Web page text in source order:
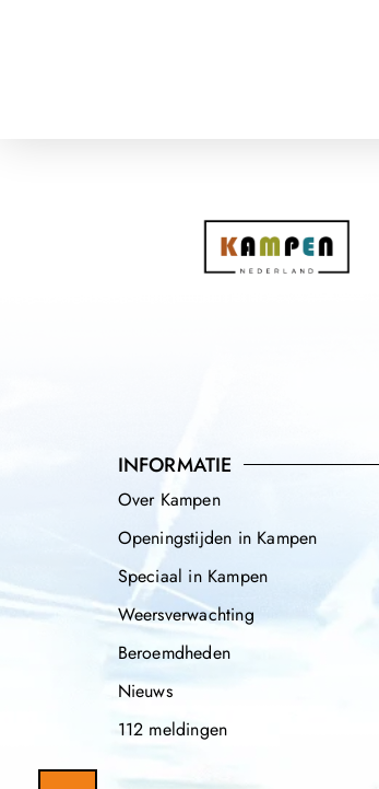
INFORMATIE
Over Kampen
Openingstijden in Kampen
Speciaal in Kampen
Weersverwachting
Beroemdheden
Nieuws
112 meldingen